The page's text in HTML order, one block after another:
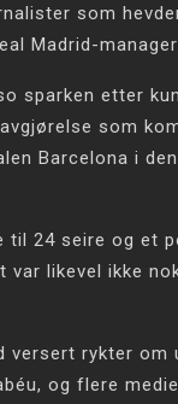
som
Madrid-
sparken etter
som
Barcelona i
til 24 seire og et
var likevel ikke
versert rykter om
og flere